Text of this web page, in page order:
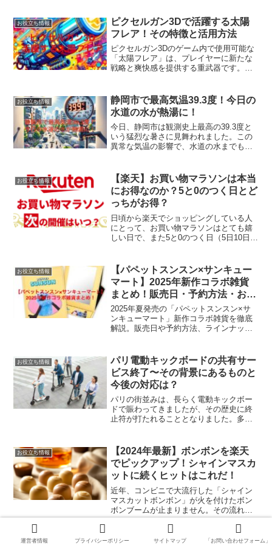
お役立ち情報
ピクセルガン3Dで活躍する太陽
フレア！その特徴と活用方法
ピクセルガン3Dのゲーム内で使用可能な
「太陽フレア」は、プレイヤーに新たな
戦略と爽快感を提供する重武器です。こ
します。太陽フレアはその名の通り、太
陽のような強烈なエネル...
お役立ち情報
静岡市で最高気温39.3度！今日の
水道の水が熱湯に！
今日、静岡市は観測史上最高の39.3度と
いう猛烈な暑さに見舞われました。この
異常な気温の影響で、水道の水までもが
影響について詳しく解説します。この記
事を読むとわかること...
お役立ち情報
【楽天】お買い物マラソンは本当
にお得なのか？5と0のつく日とど
っちがお得？
日頃から楽天でショッピングしている人
にとって、お買い物マラソンはとても嬉
しい日で、また5と0のつく日（5日10日
か、どんな人に向いているのかについて
調べてみました...
お役立ち情報
【パペットスンスン×サンキュー
マート】2025年新作コラボ雑貨
まとめ！販売日・予約方法・おす
すめアイテムを徹底解説
2025年夏発売の「パペットスンスン×サ
ンキューマート」新作コラボ雑貨を徹底
解説。販売日や予約方法、ラインナップ
お役立ち情報
パリ電動キックボードの共有サー
ビス終了〜その背景にあるものと
今後の対応は？
パリの街並みは、長らく電動キックボー
ドで賑わってきましたが、その歴史に終
止符が打たれることとなりました。多く
が取り沙汰され、最終的には廃止となっ
てしまいました。その背景...
お役立ち情報
【2024年最新】ボンボンを楽天
でピックアップ！シャインマスカ
ットに続くヒットはこれだ！
近年、コンビニで大流行した「シャイン
マスカットボンボン」が火を付けたボン
ボンブームが止まりません。その流れを
汲み、今回は楽天市場で特に人気を博し
ご紹介します。甘くて新しい食感を楽し
運営者情報 プライバシーポリシー サイトマップ 「お問い合わせフォーム」